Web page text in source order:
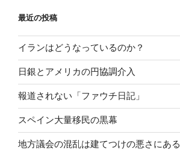
最近の投稿
イランはどうなっているのか？
日銀とアメリカの円協調介入
報道されない「ファウチ日記」
スペイン大量移民の黒幕
地方議会の混乱は建てつけの悪さにある